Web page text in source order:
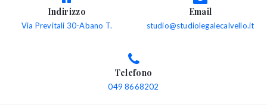
Indirizzo
Via Previtali 30-Abano T.
Email
studio@studiolegalecalvello.it
Telefono
049 8668202